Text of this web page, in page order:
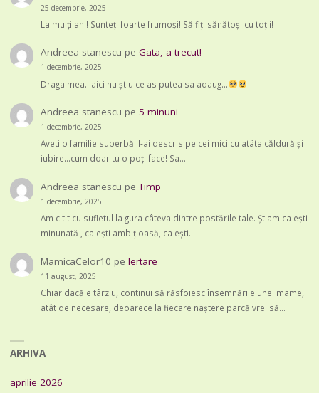
25 decembrie, 2025
La mulți ani! Sunteți foarte frumoși! Să fiți sănătoși cu toții!
Andreea stanescu peGata, a trecut!
1 decembrie, 2025
Draga mea...aici nu știu ce as putea sa adaug...
Andreea stanescu pe 5 minuni
1 decembrie, 2025
Aveti o familie superbă! I-ai descris pe cei mici cu atâta căldură și
iubire...cum doar tu o poți face! Sa…
Andreea stanescu peTimp
1 decembrie, 2025
Am citit cu sufletul la gura câteva dintre postările tale. Știam ca ești
minunată , ca ești ambițioasă, ca ești…
MamicaCelor10 peIertare
11 august, 2025
Chiar dacă e târziu, continui să răsfoiesc însemnările unei mame,
atât de necesare, deoarece la fiecare naștere parcă vrei să…
ARHIVA
aprilie 2026